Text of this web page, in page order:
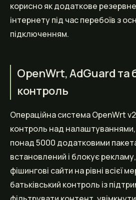
корисно як додаткове
інтернету під час перебоїв з
підключенням.
OpenWrt, AdGuard та
контроль
Операційна система OpenWrt
контроль над
понад 5000 додатковими
встановлений і блокує
фішингові сайти на рівні всієї
батьківський контроль із